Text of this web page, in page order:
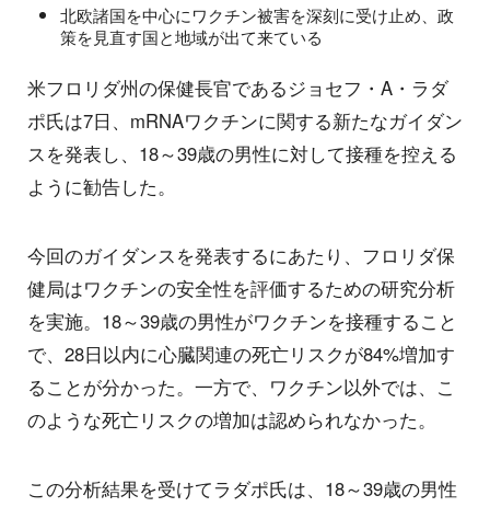
北欧諸国を中心にワクチン被害を深刻に受け止め、政
策を見直す国と地域が出て来ている
米フロリダ州の保健長官であるジョセフ・A・ラダ
ポ氏は7日、mRNAワクチンに関する新たなガイダン
スを発表し、18～39歳の男性に対して接種を控える
ように勧告した。
今回のガイダンスを発表するにあたり、フロリダ保
健局はワクチンの安全性を評価するための研究分析
を実施。18～39歳の男性がワクチンを接種すること
で、28日以内に心臓関連の死亡リスクが84%増加す
ることが分かった。一方で、ワクチン以外では、こ
のような死亡リスクの増加は認められなかった。
この分析結果を受けてラダポ氏は、18～39歳の男性